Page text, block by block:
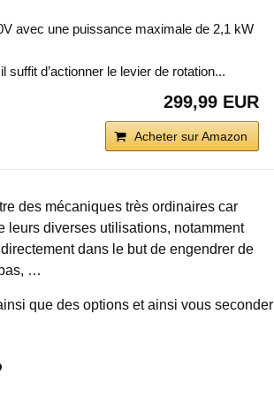
avec une puissance maximale de 2,1 kW
d’actionner le levier de rotation...
299,99 EUR
Acheter sur Amazon
des mécaniques très ordinaires car
leurs diverses utilisations, notamment
dans le but de engendrer de
…
que des options et ainsi vous seconder